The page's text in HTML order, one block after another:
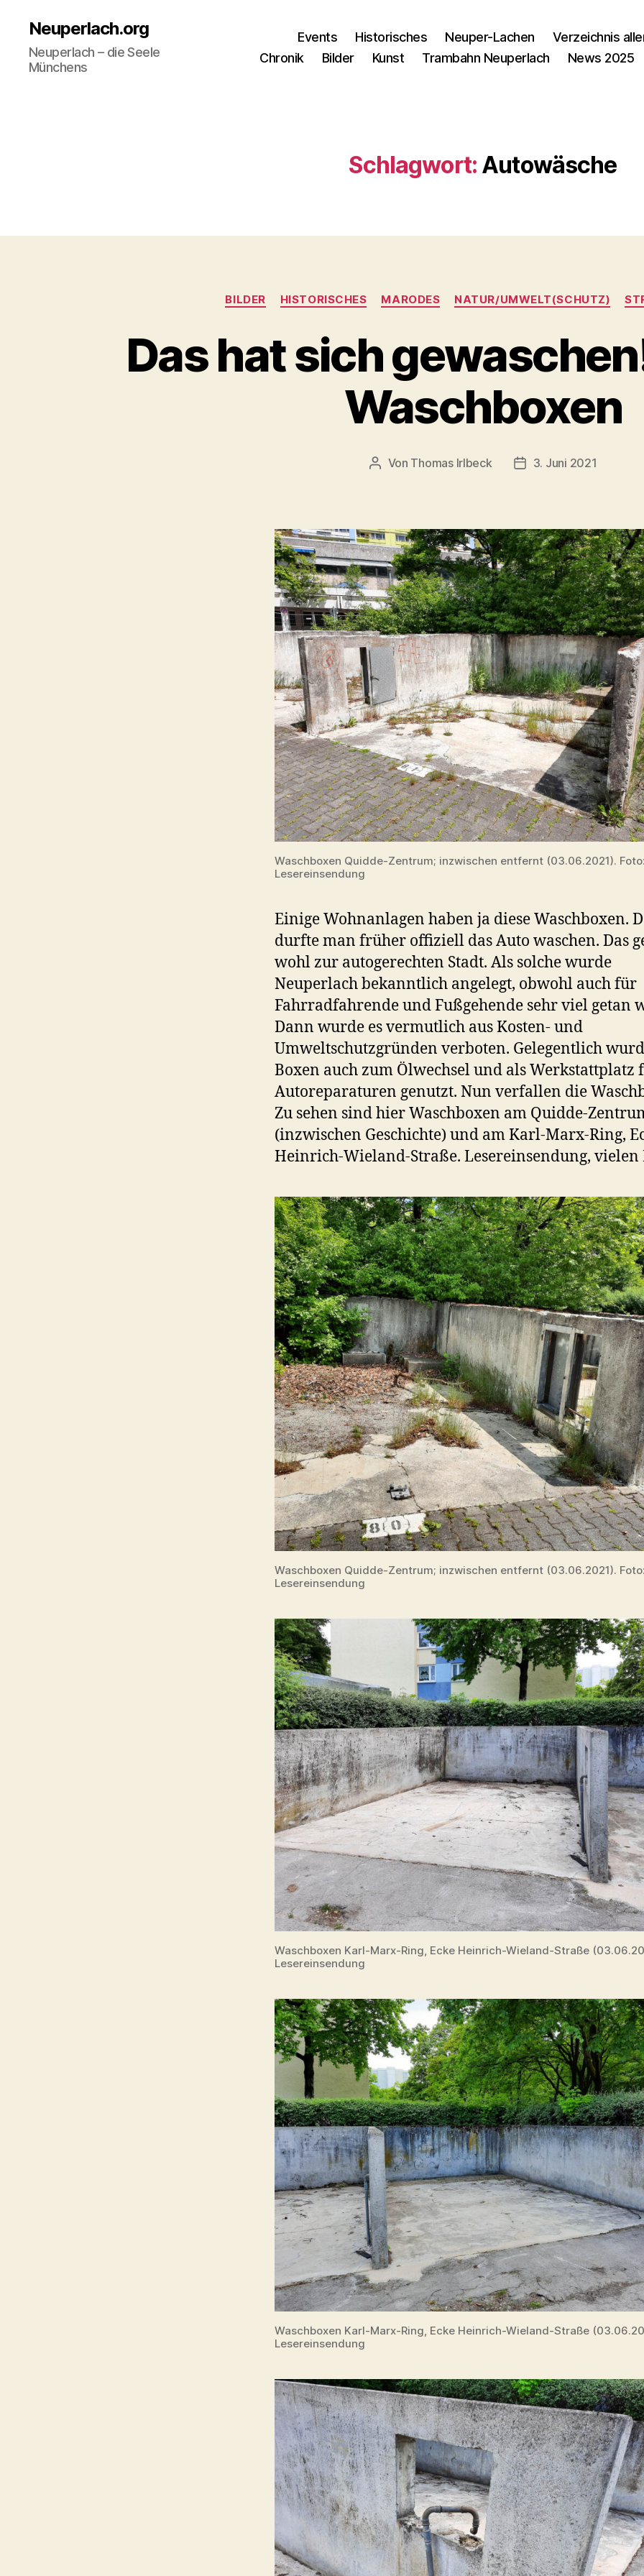
Neuperlach.org
Neuperlach – die Seele
Münchens
Events Historisches Neuper-Lachen
Verzeichnis
Chronik
Bilder Kunst Trambahn Neuperlach News 2025
Schlagwort: Autowäsche
Kategorien
BILDER HISTORISCHES MARODES NATUR/UMWELT(SCHUTZ)
Das hat sich
Waschboxen
Beitragsautor
Von Thomas Irlbeck 3. Juni 2021
Waschboxen Quidde-Zentrum; inzwischen entfernt (03.06.2021).
Lesereinsendung
Einige Wohnanlagen haben ja diese Waschboxen.
durfte man früher offiziell das Auto waschen. Das
wohl zur autogerechten Stadt. Als solche wurde
Neuperlach bekanntlich angelegt, obwohl auch für
Fahrradfahrende und Fußgehende sehr viel getan
Dann wurde es vermutlich aus Kosten- und
Umweltschutzgründen verboten. Gelegentlich
Boxen auch zum Ölwechsel und als Werkstattplatz
Autoreparaturen genutzt. Nun verfallen die
Zu sehen sind hier Waschboxen am Quidde-
(inzwischen Geschichte) und am Karl-Marx-Ring,
Heinrich-Wieland-Straße. Lesereinsendung, vielen
Waschboxen Quidde-Zentrum; inzwischen entfernt (03.06.2021).
Lesereinsendung
Waschboxen Karl-Marx-Ring, Ecke Heinrich-Wieland-Straße
Lesereinsendung
Waschboxen Karl-Marx-Ring, Ecke Heinrich-Wieland-Straße
Lesereinsendung